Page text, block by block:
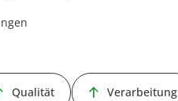
Qualität Verarbeitung